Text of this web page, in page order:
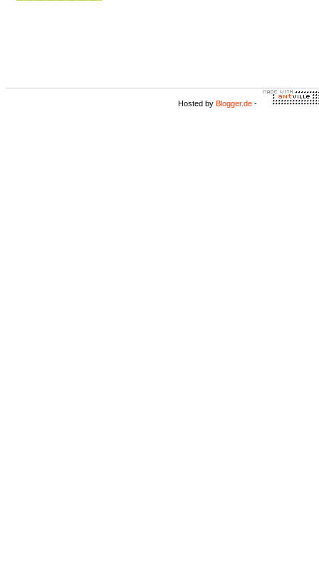
Hosted by Blogger.de -